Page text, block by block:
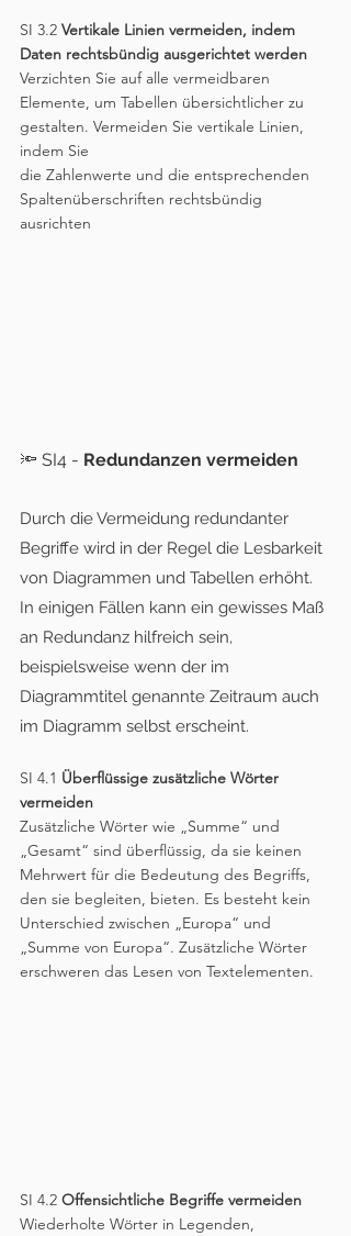
SI 3.2 Vertikale Linien vermeiden, indem
Daten rechtsbündig ausgerichtet werden
Verzichten Sie auf alle vermeidbaren
Elemente, um Tabellen übersichtlicher zu
gestalten. Vermeiden Sie vertikale Linien,
indem Sie
die Zahlenwerte und die entsprechenden
Spaltenüberschriften rechtsbündig
ausrichten
🔦 SI4 - Redundanzen vermeiden
Durch die Vermeidung redundanter
Begriffe wird in der Regel die Lesbarkeit
von Diagrammen und Tabellen erhöht.
In einigen Fällen kann ein gewisses Maß
an Redundanz hilfreich sein,
beispielsweise wenn der im
Diagrammtitel genannte Zeitraum auch
im Diagramm selbst erscheint.
SI 4.1 Überflüssige zusätzliche Wörter
vermeiden
Zusätzliche Wörter wie „Summe“ und
„Gesamt“ sind überflüssig, da sie keinen
Mehrwert für die Bedeutung des Begriffs,
den sie begleiten, bieten. Es besteht kein
Unterschied zwischen „Europa“ und
„Summe von Europa“. Zusätzliche Wörter
erschweren das Lesen von Textelementen.
SI 4.2 Offensichtliche Begriffe vermeiden
Wiederholte Wörter in Legenden,